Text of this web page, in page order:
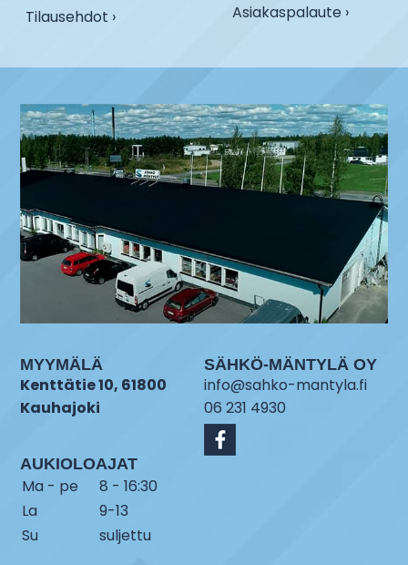
Tilausehdot ›
Asiakaspalaute ›
MYYMÄLÄ
Kenttätie 10, 61800
Kauhajoki
AUKIOLOAJAT
Ma - pe
8 - 16:30
La
9-13
Su
suljettu
SÄHKÖ-MÄNTYLÄ OY
info@sahko-mantyla.fi
06 231 4930